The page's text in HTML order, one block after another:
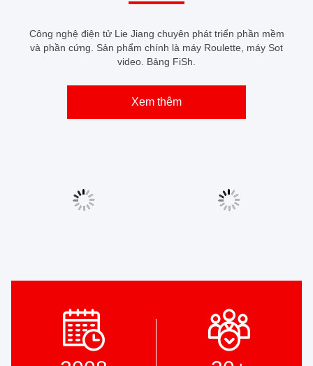
Công nghệ điện tử Lie Jiang chuyên phát triển phần mềm
và phần cứng. Sản phẩm chính là máy Roulette, máy Sot
video. Bảng FiSh.
Xem thêm